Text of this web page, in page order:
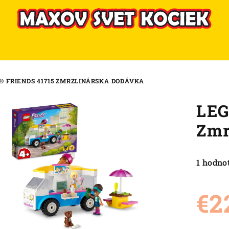
FRIENDS 41715 ZMRZLINÁRSKA DODÁVKA
je
5,0
1